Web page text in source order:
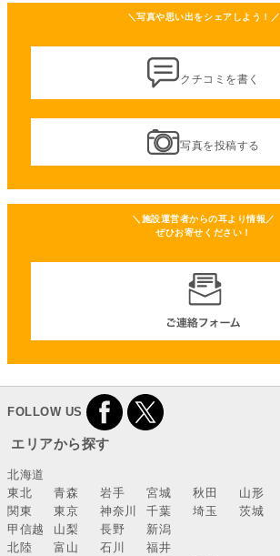
＼写真や思い出をシェアしよう！／
クチコミを書く
写真を投稿する
＼施設運営者からの耳より情報／
ぜひお寄せください！
FOLLOW US
エリアから探す
北海道
東北
青森 岩手 宮城 秋田 山形
関東
東京 神奈川 千葉 埼玉 茨城
甲信越
山梨 長野
新潟
北陸
富山 石川
福井